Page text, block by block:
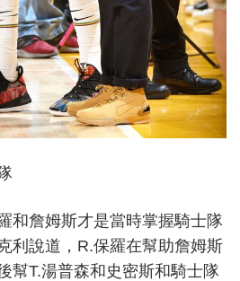
和詹姆斯才是當時掌握騎士隊
利說道，R.保羅在幫助詹姆斯
幫T.湯普森和史密斯和騎士隊